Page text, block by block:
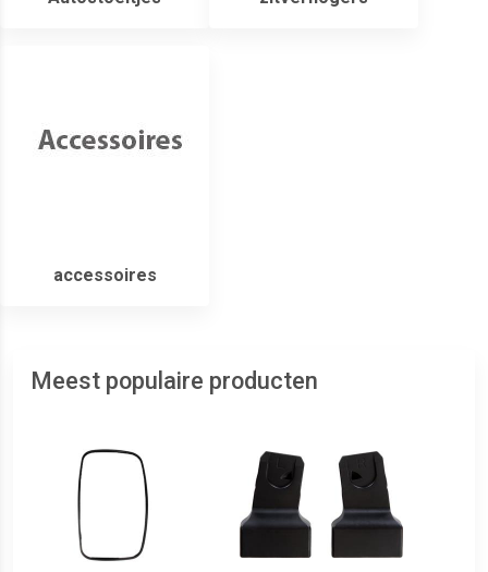
accessoires
Meest populaire producten